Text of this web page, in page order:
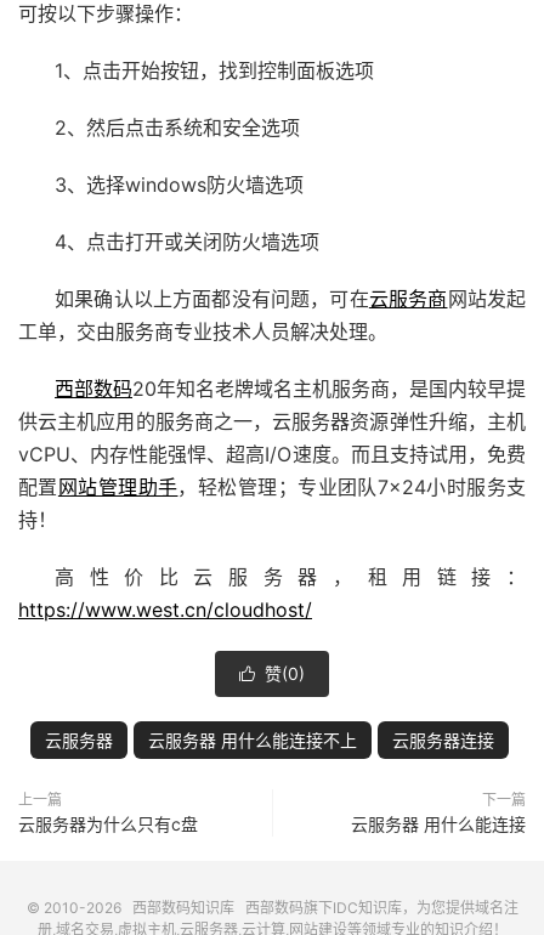
可按以下步骤操作：
1、点击开始按钮，找到控制面板选项
2、然后点击系统和安全选项
3、选择windows防火墙选项
4、点击打开或关闭防火墙选项
如果确认以上方面都没有问题，可在云服务商 网站发起
工单，交由服务商专业技术人员解决处理。
西部数码20年知名老牌域名主机服务商，是国内较早提
供云主机应用的服务商之一，云服务器资源弹性升缩，主机
vCPU、内存性能强悍、超高I/O速度。而且支持试用，免费
配置 网站管理助手，轻松管理；专业团队7×24小时服务支
持！
高性价比云服务器，租用链接：
https://www.west.cn/cloudhost/
 赞(0)
云服务器 云服务器 用什么能连接不上 云服务器连接
上一篇
云服务器为什么只有c盘
下一篇
云服务器 用什么能连接
© 2010-2026 西部数码知识库 西部数码旗下IDC知识库，为您提供域名注
册,域名交易,虚拟主机,云服务器,云计算,网站建设等领域专业的知识介绍！